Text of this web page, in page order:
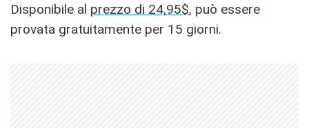
Disponibile al prezzo di 24,95$, può essere
provata gratuitamente per 15 giorni.